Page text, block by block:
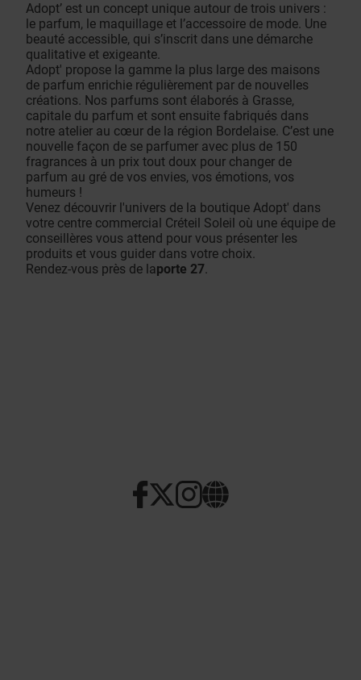
Adopt’ est un concept unique autour de trois univers :
le parfum, le maquillage et l’accessoire de mode. Une
beauté accessible, qui s’inscrit dans une démarche
qualitative et exigeante.
Adopt' propose la gamme la plus large des maisons
de parfum enrichie régulièrement par de nouvelles
créations. Nos parfums sont élaborés à Grasse,
capitale du parfum et sont ensuite fabriqués dans
notre atelier au cœur de la région Bordelaise. C’est une
nouvelle façon de se parfumer avec plus de 150
fragrances à un prix tout doux pour changer de
parfum au gré de vos envies, vos émotions, vos
humeurs !
Venez découvrir l'univers de la boutique Adopt' dans
votre centre commercial Créteil Soleil où une équipe de
conseillères vous attend pour vous présenter les
produits et vous guider dans votre choix.
Rendez-vous près de laporte 27.